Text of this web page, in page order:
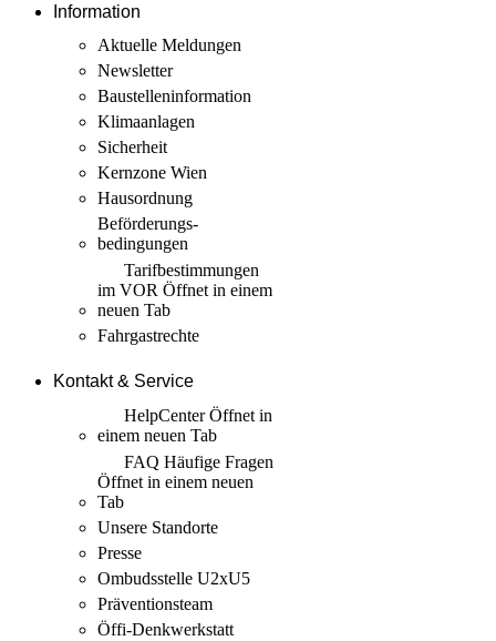
Information
Aktuelle Meldungen
Newsletter
Baustellen­information
Klimaanlagen
Sicherheit
Kernzone Wien
Hausordnung
Beförderungs­
bedingungen
Tarif­bestimmungen
im VOR Öffnet in einem
neuen Tab
Fahrgastrechte
Kontakt & Service
HelpCenterÖffnet in
einem neuen Tab
FAQ Häufige Fragen
Öffnet in einem neuen
Tab
Unsere Standorte
Presse
Ombudsstelle U2xU5
Präventionsteam
Öffi-Denkwerkstatt